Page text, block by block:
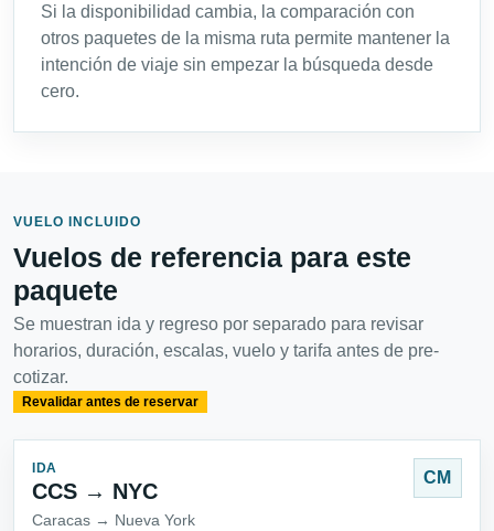
Si la disponibilidad cambia, la comparación con
otros paquetes de la misma ruta permite mantener la
intención de viaje sin empezar la búsqueda desde
cero.
VUELO INCLUIDO
Vuelos de referencia para este
paquete
Se muestran ida y regreso por separado para revisar
horarios, duración, escalas, vuelo y tarifa antes de pre-
cotizar.
Revalidar antes de reservar
IDA
CCS → NYC
Caracas → Nueva York
CM